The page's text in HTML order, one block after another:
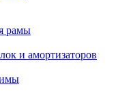
рамы
и амортизаторов